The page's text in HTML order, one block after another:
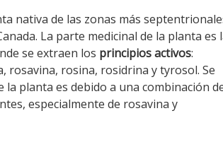
nativa de las zonas más
La parte medicinal de la planta es
se extraen los principios activos:
rosavina, rosina, rosidrina y tyrosol. Se
la planta es debido a una combinación
especialmente de rosavina y